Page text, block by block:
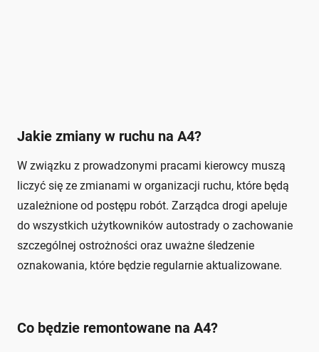
Jakie zmiany w ruchu na A4?
W związku z prowadzonymi pracami kierowcy muszą
liczyć się ze zmianami w organizacji ruchu, które będą
uzależnione od postępu robót. Zarządca drogi apeluje
do wszystkich użytkowników autostrady o zachowanie
szczególnej ostrożności oraz uważne śledzenie
oznakowania, które będzie regularnie aktualizowane.
Co będzie remontowane na A4?